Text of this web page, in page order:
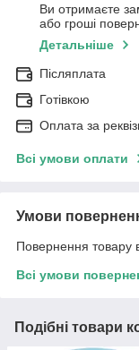
Ви отримаєте
або гроші
Детальніше
Післяплата
Готівкою
Оплата за
Всі умови оплати
Умови
Повернення товару
Всі умови
Подібні товари